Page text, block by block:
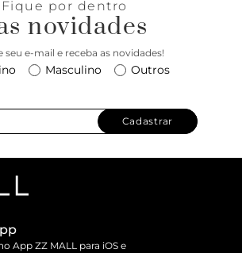
Fique por dentro
novidades
seu e-mail e receba as novidades!
Masculino Outros
Cadastrar
App ZZ MALL para iOS e